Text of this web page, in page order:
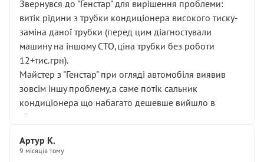
Звернувся до "Генстар" для вирішення проблеми:
витік рідини з трубки кондиціонера високого тиску-
заміна даної трубки (перед цим діагностували
машину на іншому СТО,ціна трубки без роботи
12+тис.грн).
Майстер з "Генстар" при огляді автомобіля виявив
зовсім іншу проблему,а саме потік сальник
кондиціонера що набагато дешевше вийшло в
підсумку.
Артур К.
9 місяців тому